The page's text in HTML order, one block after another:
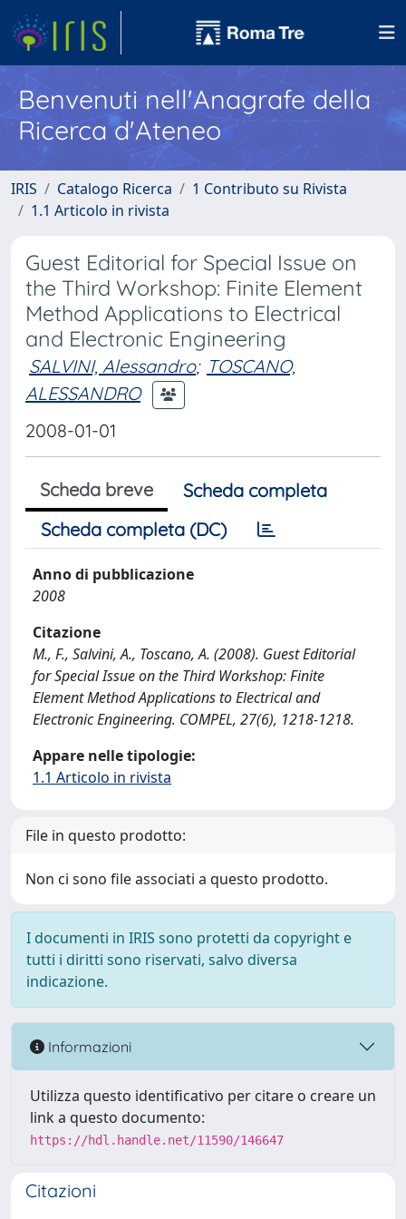
Benvenuti nell'Anagrafe della
Ricerca d'Ateneo
IRIS Catalogo Ricerca
1 Contributo su Rivista
1.1 Articolo in rivista
Guest Editorial for Special Issue on
the Third Workshop: Finite Element
Method Applications to Electrical
and Electronic Engineering
SALVINI, Alessandro; TOSCANO,
ALESSANDRO
2008-01-01
Scheda breve
Scheda completa
Scheda completa (DC)
Anno di pubblicazione
2008
Citazione
M., F., Salvini, A., Toscano, A. (2008). Guest Editorial
for Special Issue on the Third Workshop: Finite
Element Method Applications to Electrical and
Electronic Engineering. COMPEL, 27(6), 1218-1218.
Appare nelle tipologie:
1.1 Articolo in rivista
File in questo prodotto:
Non ci sono file associati a questo prodotto.
I documenti in IRIS sono protetti da copyright e
tutti i diritti sono riservati, salvo diversa
indicazione.
Informazioni
Utilizza questo identificativo per citare o creare un
link a questo documento:
https://hdl.handle.net/11590/146647
Citazioni